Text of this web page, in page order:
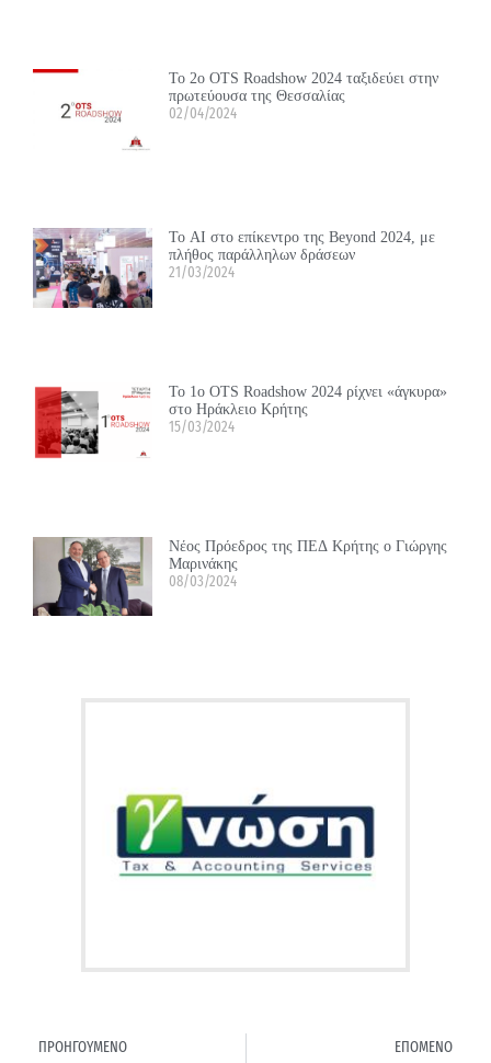
Το 2ο OTS Roadshow 2024 ταξιδεύει στην
πρωτεύουσα της Θεσσαλίας
02/04/2024
Το ΑΙ στο επίκεντρο της Beyond 2024, με
πλήθος παράλληλων δράσεων
21/03/2024
Το 1ο OTS Roadshow 2024 ρίχνει «άγκυρα»
στο Ηράκλειο Κρήτης
15/03/2024
Νέος Πρόεδρος της ΠΕΔ Κρήτης ο Γιώργης
Μαρινάκης
08/03/2024
ΠΡΟΗΓΟΥΜΕΝΟ
ΕΠΟΜΕΝΟ